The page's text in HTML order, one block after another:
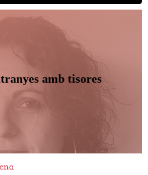
amb tisores